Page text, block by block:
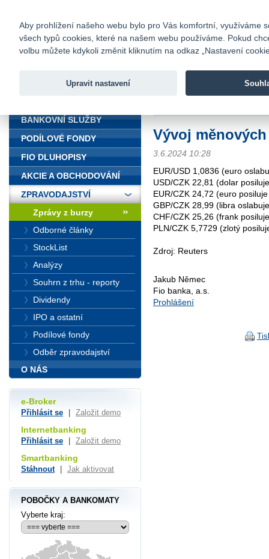
Fio banka
Fio banka
Vývoj
3.6.2024 10:28
EUR/USD 1,0836 (euro
USD/CZK 22,81 (dolar
EUR/CZK 24,72 (euro
GBP/CZK 28,99 (libra
CHF/CZK 25,26 (frank
PLN/CZK 5,7729 (zlotý
Zdroj: Reuters
Jakub Němec
Fio banka, a.s.
Prohlášení
BANKOVNÍ SLUŽBY
PODÍLOVÉ FONDY
FIO DLUHOPISY
AKCIE A OBCHODOVÁNÍ
ZPRAVODAJSTVÍ
Zprávy z burzy
Odborné články
StockList
Analýzy
Souhrn z trhu - reporty
Dividendy
IPO a ostatní
Podílové fondy
Odběr zpravodajství
O NÁS
e-Broker
Přihlásit se Založit demo
Internetbanking
Přihlásit se Založit demo
Smartbanking
Stáhnout Jak aktivovat
POBOČKY A BANKOMATY
Vyberte kraj:
Aby prohlížení našeho webu bylo pro Vás komfortní, využíváme
všech typů cookies, které na našem webu používáme. Pokud
volbu můžete kdykoli změnit kliknutím na odkaz „Nastavení
Upravit nastavení